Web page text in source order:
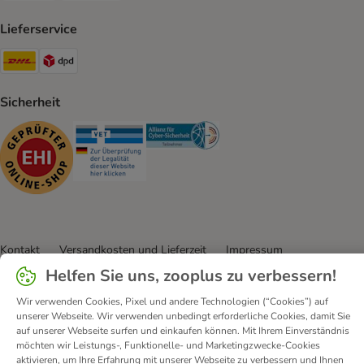
Lieferservice
DHL Shipping Method
Sicherheit
Security Security
Kontakt Versandkosten und Lieferzeit
Impressum
Allgemeine Geschäftsbedingungen
Digital Services Act
Vertrag widerrufen
Entsorgungs- und Umweltbestimmungen
Zahlungsarten
Über uns Partnerprogramme
Karriere
Corporate Website
Datenschutz Erklärung zur Barrierefreiheit
Helfen Sie uns, zooplus zu verbessern!
Wir verwenden Cookies, Pixel und andere Technologien (“Cookies”) auf
unserer Webseite. Wir verwenden unbedingt erforderliche Cookies, damit Sie
auf unserer Webseite surfen und einkaufen können. Mit Ihrem Einverständnis
möchten wir Leistungs-, Funktionelle- und Marketingzwecke-Cookies
aktivieren, um Ihre Erfahrung mit unserer Webseite zu verbessern und Ihnen